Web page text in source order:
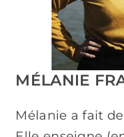
MÉLANIE
Mélanie a fait